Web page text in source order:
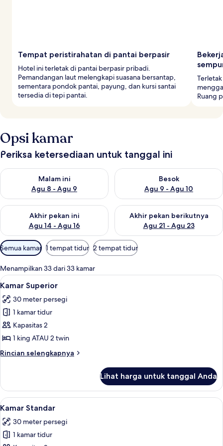
Tempat peristirahatan di pantai berpasir
Hotel ini terletak di pantai berpasir pribadi.
Pemandangan laut melengkapi suasana bersantap,
sementara pondok pantai, payung, dan kursi santai
tersedia di tepi pantai.
Ruang
Opsi kamar
Periksa ketersediaan untuk tanggal ini
Malam ini
Agu 8 - Agu 9
Periksa ketersediaan untuk malam ini Agu 8 - Agu 9
Besok
Agu 9 - Agu 10
Periksa ketersediaan untuk
Akhir pekan ini
Agu 14 - Agu 16
Periksa ketersediaan untuk akhir pekan ini Agu 14 - Agu 16
Akhir pekan berikutnya
Agu 21 - Agu 23
Periksa ketersediaan untuk
Filter
tersedia
untuk
kamar
Semua kamar 1 tempat tidur 2 tempat tidur
Menampilkan 33 dari 33 kamar
Lihat
semua
foto
untuk
Kamar
Superior
Kamar Superior | Pemandangan dari
6
Kamar Superior
30 meter persegi
1 kamar tidur
Kapasitas 2
1 king ATAU 2 twin
Rincian selengkapnya
Rincian
Kamar
Superior
Lihat harga untuk tanggal Anda
Lihat
semua
foto
untuk
Kamar Standar | Seprai antialergi,
6
Kamar Standar
30 meter persegi
1 kamar tidur